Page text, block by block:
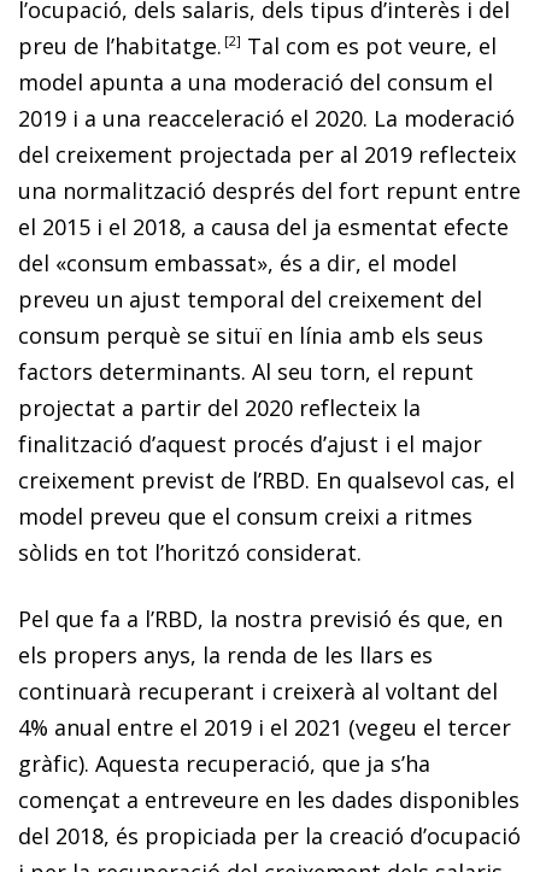
l’ocupació, dels salaris, dels tipus d’interès i del
preu de l’habitatge. 2
Tal com es pot veure, el
model apunta a una moderació del consum el
2019 i a una reacceleració el 2020. La moderació
del creixement projectada per al 2019 reflecteix
una normalització després del fort repunt entre
el 2015 i el 2018, a causa del ja esmentat efecte
del «consum embassat», és a dir, el model
preveu un ajust temporal del creixement del
consum perquè se situï en línia amb els seus
factors determinants. Al seu torn, el repunt
projectat a partir del 2020 reflecteix la
finalització d’aquest procés d’ajust i el major
creixement previst de l’RBD. En qualsevol cas, el
model preveu que el consum creixi a ritmes
sòlids en tot l’horitzó considerat.
Pel que fa a l’RBD, la nostra previsió és que, en
els propers anys, la renda de les llars es
continuarà recuperant i creixerà al voltant del
4% anual entre el 2019 i el 2021 (vegeu el tercer
gràfic). Aquesta recuperació, que ja s’ha
començat a entreveure en les dades disponibles
del 2018, és propiciada per la creació d’ocupació